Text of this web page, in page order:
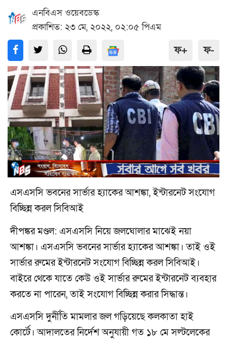
এনবিএস ওয়েবডেস্ক
প্রকাশিত: ২৩ মে, ২০২২, ০২:০৫ পিএম
ফ+ ফ-
এসএসসি ভবনের সার্ভার হ্যাকের আশঙ্কা, ইন্টারনেট সংযোগ
বিচ্ছিন্ন করল সিবিআই
দীপঙ্কর মণ্ডল: এসএসসি নিয়ে জলঘোলার মাঝেই নয়া
আশঙ্কা। এসএসসি ভবনের সার্ভার হ্যাকের আশঙ্কা। তাই ওই
সার্ভার রুমের ইন্টারনেট সংযোগ বিচ্ছিন্ন করল সিবিআই।
বাইরে থেকে যাতে কেউ ওই সার্ভার রুমের ইন্টারনেট ব্যবহার
করতে না পারেন, তাই সংযোগ বিচ্ছিন্ন করার সিদ্ধান্ত।
এসএসসি দুর্নীতি মামলার জল গড়িয়েছে কলকাতা হাই
কোর্টে। আদালতের নির্দেশ অনুযায়ী গত ১৮ মে সল্টলেকের